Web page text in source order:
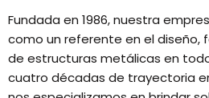
Fundada en 1986, nuestra
como un referente en el diseño,
de estructuras metálicas en
cuatro décadas de trayectoria